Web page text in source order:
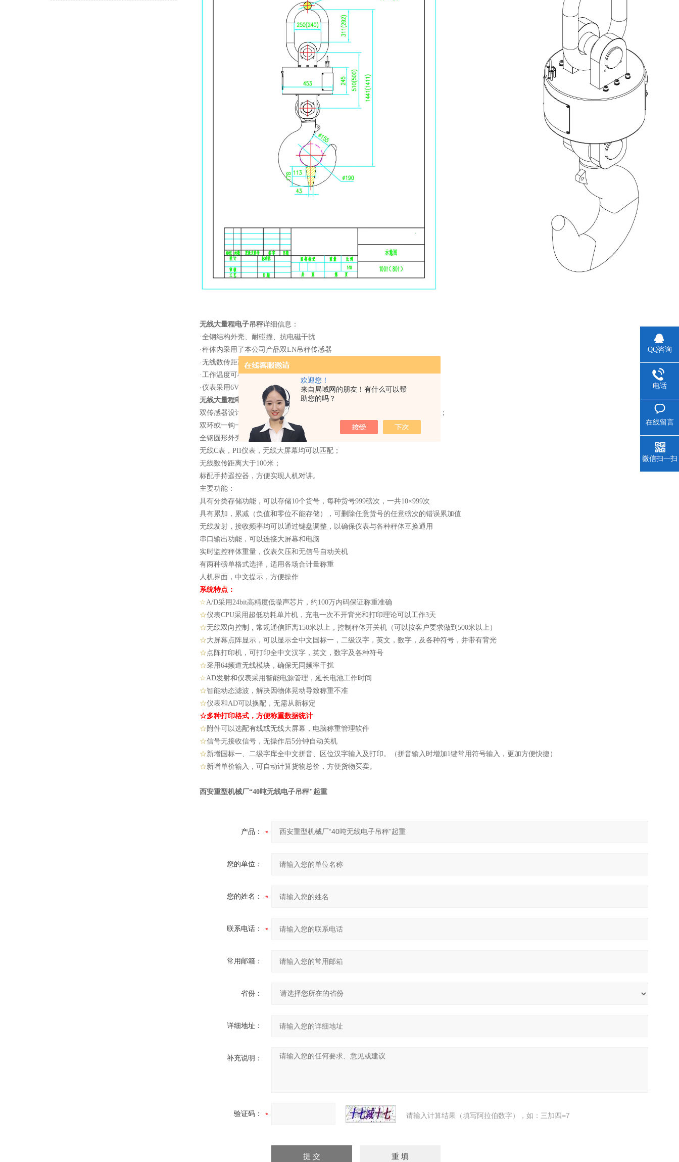
欢迎您！
来自局域网的朋友！有什么可以帮
助您的吗？
无线大量程电子吊秤详细信息：
·全钢结构外壳、耐碰撞、抗电磁干扰
·秤体内采用了本公司产品双LN吊秤传感器
·无线数传距离无阻挡时大于100m，自带信号强度，电源情况监测系统
·工作温度可根据用户要求定制常温型-15℃～55℃耐热型常温～80℃
·仪表采用6V/4Ah镍氢可充电电池供电
无线大量程电子吊秤特点：
双传感器设计，应用于大量程电子吊秤，具有优异的性能，高安全性和性价比；
双环或一钩一环，可根据用户要求和实际需要选择；
全钢圆形外壳，耐碰撞，抗电磁干扰；
无线C表，PII仪表，无线大屏幕均可以匹配；
无线数传距离大于100米；
标配手持遥控器，方便实现人机对讲。
主要功能：
具有分类存储功能，可以存储10个货号，每种货号999磅次，一共10×999次
具有累加，累减（负值和零位不能存储），可删除任意货号的任意磅次的错误累加值
无线发射，接收频率均可以通过键盘调整，以确保仪表与各种秤体互换通用
串口输出功能，可以连接大屏幕和电脑
实时监控秤体重量，仪表欠压和无信号自动关机
有两种磅单格式选择，适用各场合计量称重
人机界面，中文提示，方便操作
系统特点：
☆A/D采用24bit高精度低噪声芯片，约100万内码保证称重准确
☆仪表CPU采用超低功耗单片机，充电一次不开背光和打印理论可以工作3天
☆无线双向控制，常规通信距离150米以上，控制秤体开关机（可以按客户要求做到 500米以上）
☆大屏幕点阵显示，可以显示全中文国标一，二级汉字，英文，数字，及各种符号，并带有背光
☆ 点阵打印机，可打印全中文汉字，英文，数字及各种符号
☆采用64频道无线模块，确保无同频率干扰
☆AD发射和仪表采用智能电源管理，延长电池工作时间
☆智能动态滤波，解决因物体晃动导致称重不准
☆仪表和AD可以换配，无需从新标定
☆多种打印格式，方便称重数据统计
☆ 附件可以选配有线或无线大屏幕，电脑称重管理软件
☆信号无接收信号，无操作后5分钟自动关机
☆新增国标一、二级字库全中文拼音、区位汉字输入及打印。（拼音输入时增加1键常用符号输入，更加方便快捷）
☆新增单价输入，可自动计算货物总价，方便货物买卖。
西安重型机械厂“40吨无线电子吊秤"起重
产品：
您的单位：
您的姓名：
联系电话：
常用邮箱：
省份：
详细地址：
补充说明：
验证码： 请输入计算结果（填写阿拉伯数字），如：三加四=7
QQ咨询
电话
在线留言
微信扫一扫